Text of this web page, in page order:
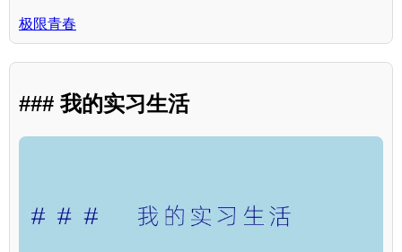
极限青春
### 我的实习生活